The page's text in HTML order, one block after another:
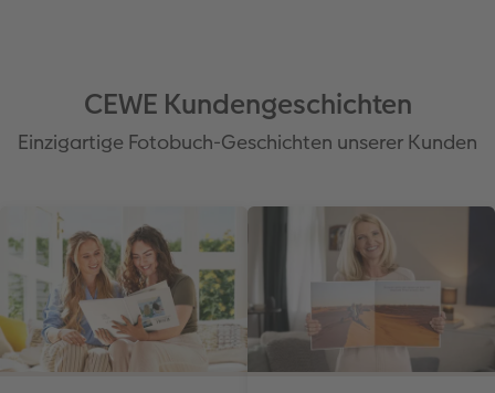
CEWE Kundengeschichten
Einzigartige Fotobuch-Geschichten unserer Kunden